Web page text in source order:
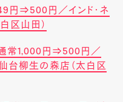
円⇒500円／インド・ネ
区山田）
通常1,000円⇒500円／
柳生の森店（太白区